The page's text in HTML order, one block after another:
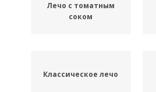
Лечо с томатным
соком
Классическое лечо